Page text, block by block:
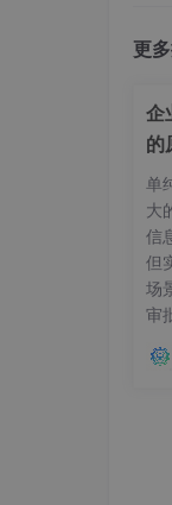
用
更
企
的
单
大
信
但
场
审
政